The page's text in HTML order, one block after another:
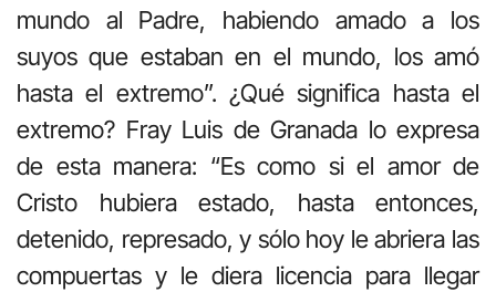
mundo al Padre, habiendo amado a los
suyos que estaban en el mundo, los amó
hasta el extremo”. ¿Qué significa hasta el
extremo? Fray Luis de Granada lo expresa
de esta manera: “Es como si el amor de
Cristo hubiera estado, hasta entonces,
detenido, represado, y sólo hoy le abriera las
compuertas y le diera licencia para llegar